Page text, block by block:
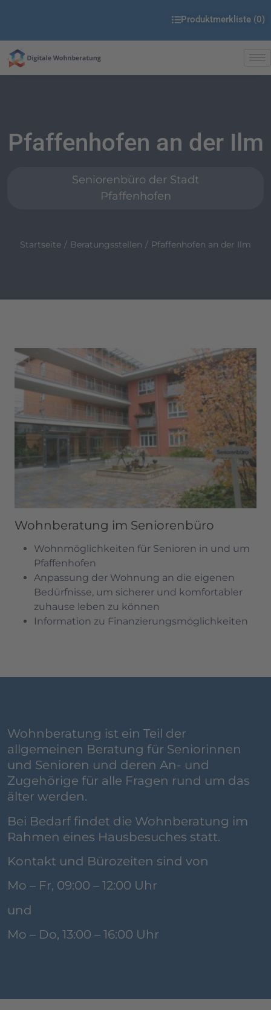
Produktmerkliste (0)
Pfaffenhofen an der Ilm
Seniorenbüro der Stadt
Pfaffenhofen
Startseite Beratungsstellen Pfaffenhofen an der Ilm
Wohnberatung im Seniorenbüro
Wohnmöglichkeiten für Senioren in und um
Pfaffenhofen
Anpassung der Wohnung an die eigenen
Bedürfnisse, um sicherer und komfortabler
zuhause leben zu können
Information zu Finanzierungsmöglichkeiten
Wohnberatung ist ein Teil der
allgemeinen Beratung für Seniorinnen
und Senioren und deren An- und
Zugehörige für alle Fragen rund um das
älter werden.
Bei Bedarf findet die Wohnberatung im
Rahmen eines Hausbesuches statt.
Kontakt und Bürozeiten sind von
Mo – Fr, 09:00 – 12:00 Uhr
und
Mo – Do, 13:00 – 16:00 Uhr